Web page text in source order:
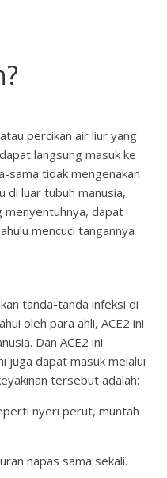
percikan air liur yang
langsung masuk ke
sama tidak mengenakan
luar tubuh manusia,
menyentuhnya, dapat
mencuci tangannya
tanda-tanda infeksi di
oleh para ahli, ACE2 ini
Dan ACE2 ini
juga dapat masuk melalui
tersebut adalah:
nyeri perut, muntah
napas sama sekali.